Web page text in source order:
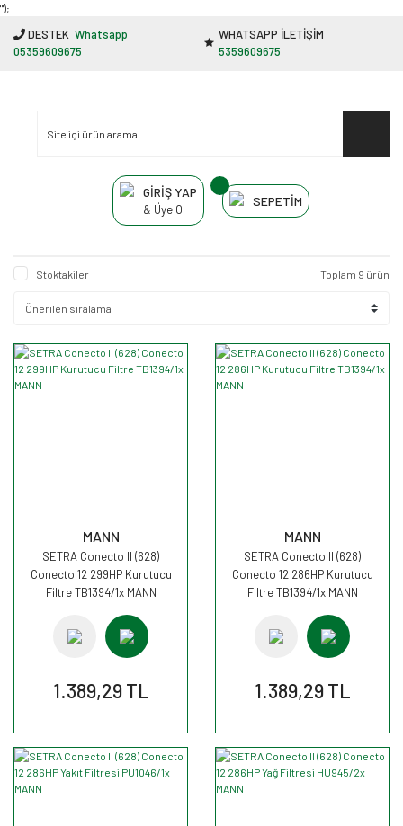
"');
DESTEK Whatsapp
05359609675
WHATSAPP İLETİŞİM
5359609675
GİRİŞ YAP
& Üye Ol
SEPETİM
Stoktakiler Toplam 9 ürün
MANN
SETRA Conecto II (628)
Conecto 12 299HP Kurutucu
Filtre TB1394/1x MANN
1.389,29 TL
MANN
SETRA Conecto II (628)
Conecto 12 286HP Kurutucu
Filtre TB1394/1x MANN
1.389,29 TL